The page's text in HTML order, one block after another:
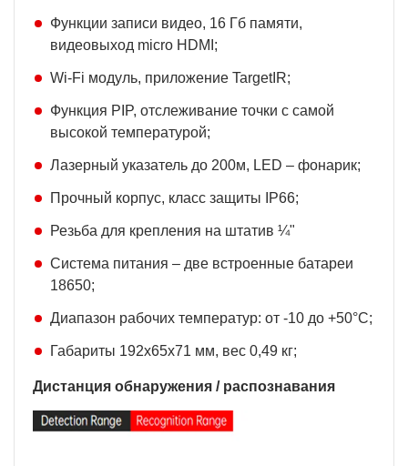
Функции записи видео, 16 Гб памяти,
видеовыход micro HDMI;
Wi-Fi модуль, приложение TargetIR;
Функция PIP, отслеживание точки с самой
высокой температурой;
Лазерный указатель до 200м, LED – фонарик;
Прочный корпус, класс защиты IP66;
Резьба для крепления на штатив ¼"
Система питания – две встроенные батареи
18650;
Диапазон рабочих температур: от -10 до +50°С;
Габариты 192х65х71 мм, вес 0,49 кг;
Дистанция обнаружения / распознавания